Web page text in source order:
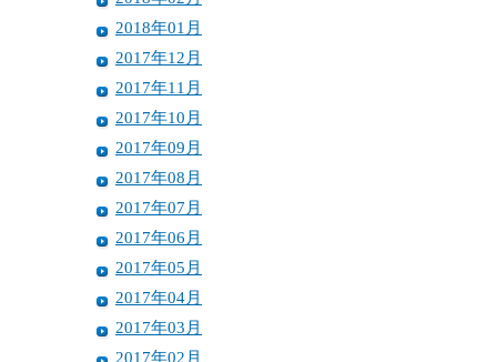
2018年01月
2017年12月
2017年11月
2017年10月
2017年09月
2017年08月
2017年07月
2017年06月
2017年05月
2017年04月
2017年03月
2017年02月